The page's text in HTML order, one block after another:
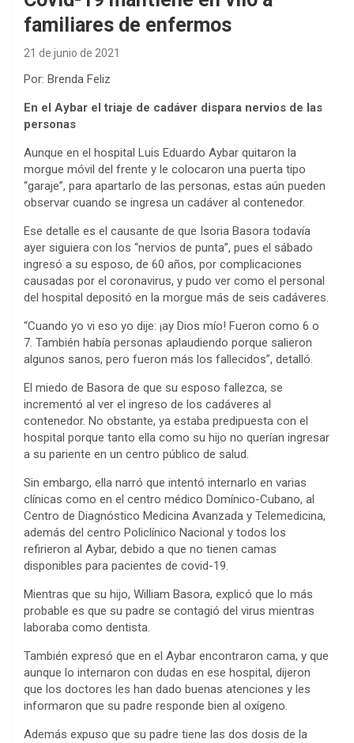
familiares de enfermos
21 de junio de 2021
Por: Brenda Feliz
En el Aybar el triaje de cadáver dispara nervios de las
personas
Aunque en el hospital Luis Eduardo Aybar quitaron la
morgue móvil del frente y le colocaron una puerta tipo
“garaje”, para apartarlo de las personas, estas aún pueden
observar cuando se ingresa un cadáver al contenedor.
Ese detalle es el causante de que Isoria Basora todavía
ayer siguiera con los “nervios de punta”, pues el sábado
ingresó a su esposo, de 60 años, por complicaciones
causadas por el coronavirus, y pudo ver como el personal
del hospital depositó en la morgue más de seis cadáveres.
“Cuando yo vi eso yo dije: ¡ay Dios mío! Fueron como 6 o
7. También había personas aplaudiendo porque salieron
algunos sanos, pero fueron más los fallecidos”, detalló.
El miedo de Basora de que su esposo fallezca, se
incrementó al ver el ingreso de los cadáveres al
contenedor. No obstante, ya estaba predipuesta con el
hospital porque tanto ella como su hijo no querían ingresar
a su pariente en un centro público de salud.
Sin embargo, ella narró que intentó internarlo en varias
clínicas como en el centro médico Domínico-Cubano, al
Centro de Diagnóstico Medicina Avanzada y Telemedicina,
además del centro Policlínico Nacional y todos los
refirieron al Aybar, debido a que no tienen camas
disponibles para pacientes de covid-19.
Mientras que su hijo, William Basora, explicó que lo más
probable es que su padre se contagió del virus mientras
laboraba como dentista.
También expresó que en el Aybar encontraron cama, y que
aunque lo internaron con dudas en ese hospital, dijeron
que los doctores les han dado buenas atenciones y les
informaron que su padre responde bien al oxígeno.
Además expuso que su padre tiene las dos dosis de la